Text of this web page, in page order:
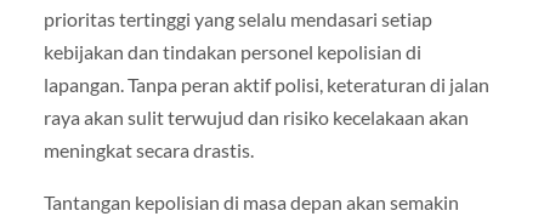
prioritas tertinggi yang selalu mendasari setiap
kebijakan dan tindakan personel kepolisian di
lapangan. Tanpa peran aktif polisi, keteraturan di jalan
raya akan sulit terwujud dan risiko kecelakaan akan
meningkat secara drastis.
Tantangan kepolisian di masa depan akan semakin